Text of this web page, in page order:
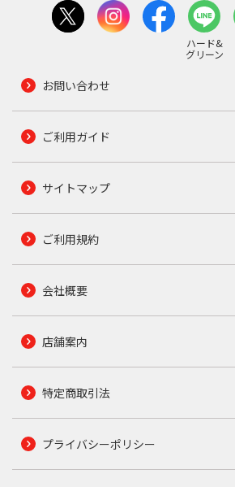
ハード&
グリーン
お問い合わせ
ご利用ガイド
サイトマップ
ご利用規約
会社概要
店舗案内
特定商取引法
プライバシーポリシー